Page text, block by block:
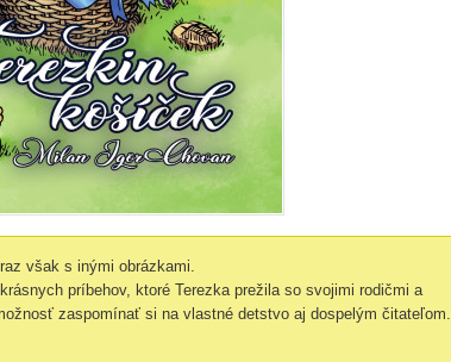
však s inými obrázkami.
príbehov, ktoré Terezka prežila so svojimi rodičmi a
zaspomínať si na vlastné detstvo aj dospelým čitateľom.